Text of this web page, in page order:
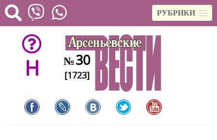
РУБРИКИ
H №30
[1723]